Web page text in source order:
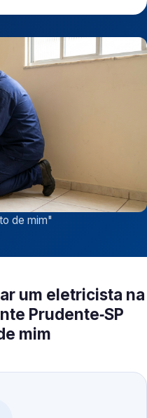
de mim"
um eletricista na
Prudente‑SP
mim